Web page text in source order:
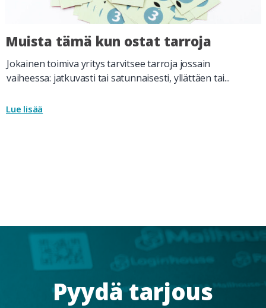
Muista tämä kun ostat tarroja
Jokainen toimiva yritys tarvitsee tarroja jossain
vaiheessa: jatkuvasti tai satunnaisesti, yllättäen tai...
Lue lisää
Pyydä tarjous